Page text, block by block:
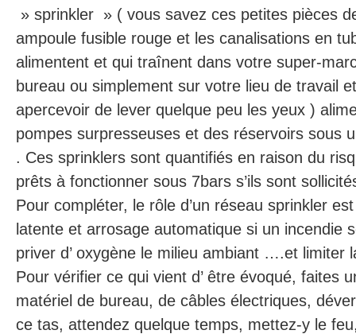
» sprinkler » ( vous savez ces petites pièces
ampoule fusible rouge et les canalisations en
alimentent et qui traînent dans votre super-
bureau ou simplement sur votre lieu de travail
apercevoir de lever quelque peu les yeux )
pompes surpresseuses et des réservoirs sous
. Ces sprinklers sont quantifiés en raison du
prêts à fonctionner sous 7bars s’ils sont
Pour compléter, le rôle d’un réseau sprinkler
latente et arrosage automatique si un incendie
priver d’ oxygène le milieu ambiant ….et limiter
Pour vérifier ce qui vient d’ être évoqué, faites
matériel de bureau, de câbles électriques,
ce tas, attendez quelque temps, mettez-y le